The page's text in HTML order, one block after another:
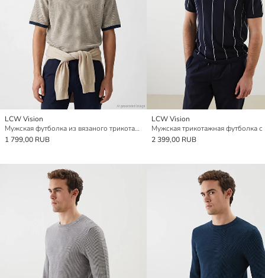
LCW Vision
Мужская футболка из вязаного трикотажа с узором и воротником поло
1 799,00 RUB
LCW Vision
2 399,00 RUB